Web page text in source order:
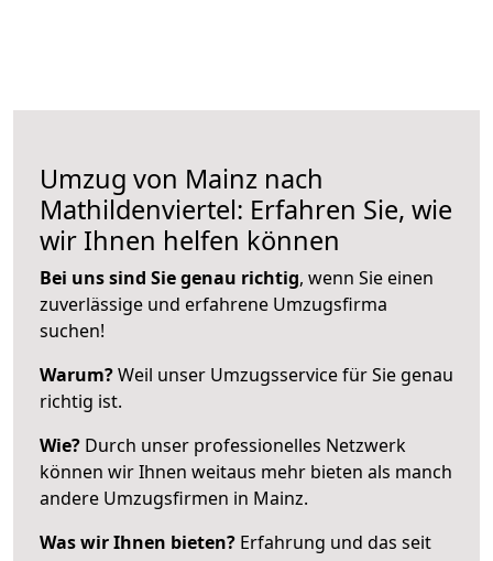
Umzug von Mainz nach
Mathildenviertel: Erfahren Sie, wie
wir Ihnen helfen können
Bei uns sind Sie genau richtig, wenn Sie einen
zuverlässige und erfahrene Umzugsfirma
suchen!
Warum?Weil unser Umzugsservice für Sie genau
richtig ist.
Wie? Durch unser professionelles Netzwerk
können wir Ihnen weitaus mehr bieten als manch
andere Umzugsfirmen in Mainz.
Was wir Ihnen bieten? Erfahrung und das seit